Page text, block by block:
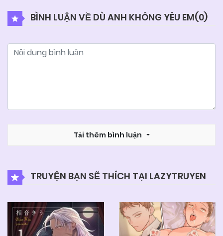
04/06/2025
Chapter 102
Chapter 101 04/06/2025
BÌNH LUẬN VỀ DÙ ANH KHÔNG YÊU EM(0)
Tải thêm bình luận
TRUYỆN BẠN SẼ THÍCH TẠI LAZYTRUYEN